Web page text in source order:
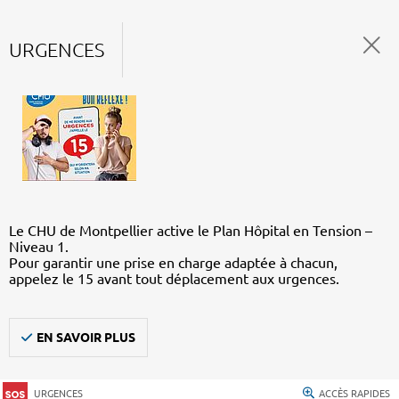
URGENCES
Le CHU de Montpellier active le Plan Hôpital en Tension –
Niveau 1.
Pour garantir une prise en charge adaptée à chacun,
appelez le 15 avant tout déplacement aux urgences.
EN SAVOIR PLUS
URGENCES ACCÈS RAPIDES